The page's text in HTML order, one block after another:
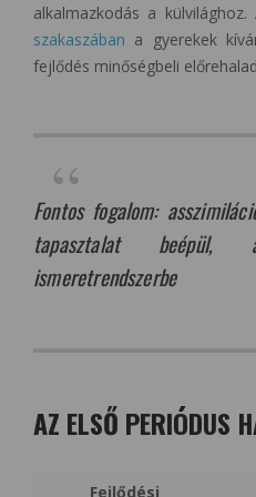
alkalmazkodás a
szakaszában a gyerekek
fejlődés minőségbeli
Fontos fogalom:
tapasztalat
ismeretrendszerbe
AZ ELSŐ PERIÓDUS
Fejlődési